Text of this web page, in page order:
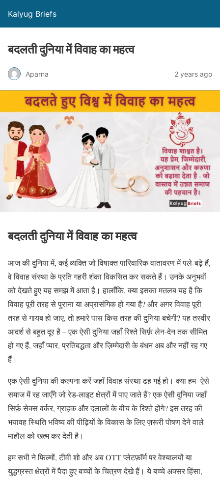
Kalyug Briefs
बदलती दुनिया में विवाह का महत्व
Aparna 2 years ago
बदलती दुनिया में विवाह का महत्व
आज की दुनिया में, कई व्यक्ति जो विषाक्त पारिवारिक वातावरण में पले-बढ़े हैं,
वे विवाह संस्था के प्रति गहरी शंका विकसित कर सकते हैं। उनके अनुभवों
को देखते हुए यह समझ में आता है। हालाँकि, क्या इसका मतलब यह है कि
विवाह पूरी तरह से पुराना या अप्रासंगिक हो गया है? और अगर विवाह पूरी
तरह से गायब हो जाए, तो हमारे पास किस तरह की दुनिया बचेगी? यह तस्वीर
आदर्श से बहुत दूर है – एक ऐसी दुनिया जहाँ रिश्ते सिर्फ़ लेन-देन तक सीमित
हो गए हैं, जहाँ प्यार, प्रतिबद्धता और ज़िम्मेदारी के बंधन अब और नहीं रह गए
हैं।
एक ऐसी दुनिया की कल्पना करें जहाँ विवाह संस्था ढह गई हो। क्या हम ऐसे
समाज में रह जाएँगे जो रेड-लाइट क्षेत्रों में पाए जाते हैं? एक ऐसी दुनिया जहाँ
सिर्फ़ सेक्स वर्कर, ग्राहक और दलालों के बीच के रिश्ते होंगे? इस तरह की
भयावह स्थिति भविष्य की पीढ़ियों के विकास के लिए ज़रूरी पोषण देने वाले
माहौल को खत्म कर देती है।
हम सभी ने फिल्मों, टीवी शो और अब OTT प्लेटफ़ॉर्म पर वेश्यालयों या
युद्धग्रस्त क्षेत्रों में पैदा हुए बच्चों के चित्रण देखे हैं। ये बच्चे अक्सर हिंसा,